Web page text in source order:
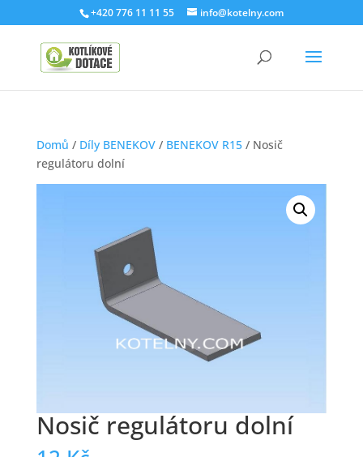
+420 776 11 11 55 info@kotelny.com
Domů / Díly BENEKOV/ BENEKOV R15/ Nosič
regulátoru dolní
Nosič regulátoru dolní